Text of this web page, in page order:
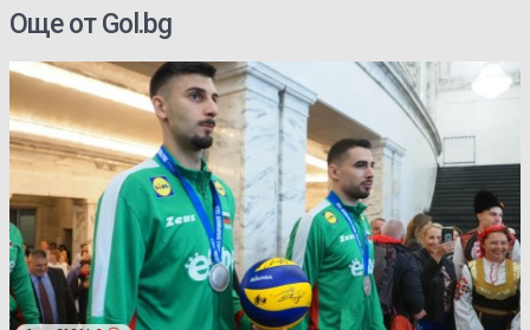
Още от Gol.bg